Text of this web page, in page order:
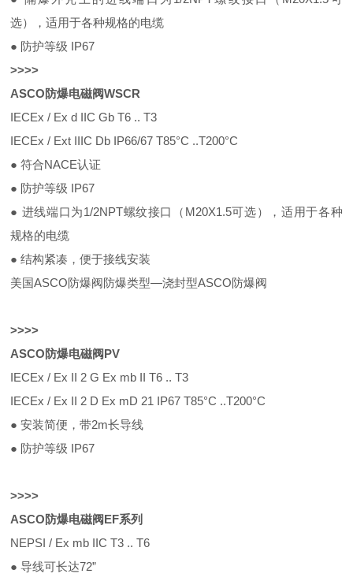
选），适用于各种规格的电缆
● 防护等级 IP67
>>>>
ASCO防爆电磁阀WSCR
IECEx / Ex d IIC Gb T6 .. T3
IECEx / Ext IIIC Db IP66/67 T85°C ..T200°C
●符合NACE认证
● 防护等级 IP67
● 进线端口为1/2NPT螺纹接口（M20X1.5可选），适用于各种
规格的电缆
● 结构紧凑，便于接线安装
美国ASCO防爆阀防爆类型—浇封型ASCO防爆阀
>>>>
ASCO防爆电磁阀PV
IECEx / Ex II 2 G Ex mb II T6 .. T3
IECEx / Ex II 2 D Ex mD 21 IP67 T85°C ..T200°C
● 安装简便，带2m长导线
● 防护等级 IP67
>>>>
ASCO防爆电磁阀EF系列
NEPSI / Ex mb IIC T3 .. T6
● 导线可长达72”